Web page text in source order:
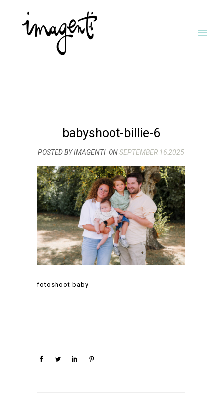
babyshoot-billie-6
POSTED BY IMAGENTI ONSEPTEMBER 16,2025
fotoshoot baby